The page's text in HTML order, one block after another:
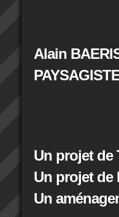
Alain
Un projet de
Un projet de
Un